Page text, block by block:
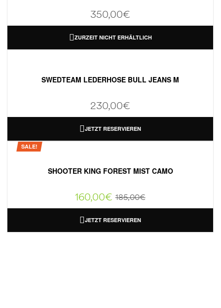
350,00€
ZURZEIT NICHT ERHÄLTLICH
SWEDTEAM LEDERHOSE BULL JEANS M
230,00€
JETZT RESERVIEREN
SALE!
SHOOTER KING FOREST MIST CAMO
185,00€
160,00€
JETZT RESERVIEREN